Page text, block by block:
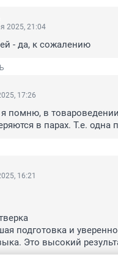
2025, 21:04
- да, к сожалению
17:26
помню, в
в парах. Т.е. одна
16:21
подготовка и
Это высокий